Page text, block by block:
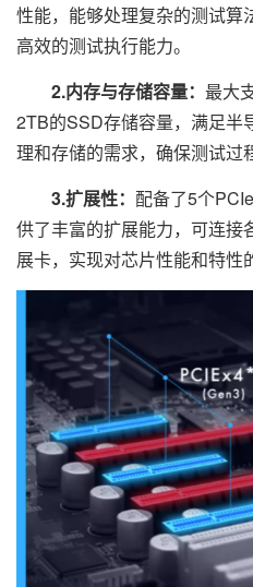
性能，能够处理复杂的测试算
高效的测试执行能力。
2.内存与存储容量： 最大
2TB的SSD存储容量，满足半
理和存储的需求，确保测试过
3.扩展性： 配备了5个
供了丰富的扩展能力，可连接
展卡，实现对芯片性能和特性